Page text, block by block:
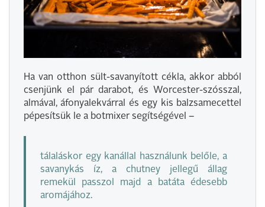
Ha van otthon sült-savanyított cékla, akkor abból
csenjünk el pár darabot, és Worcester-szósszal,
almával, áfonyalekvárral és egy kis balzsamecettel
pépesítsük le a botmixer segítségével –
tálaláskor egy kanállal használunk belőle, a
savanykás íz, a chutney jellegű állag
remekül passzol majd a batáta édesebb
aromájához.